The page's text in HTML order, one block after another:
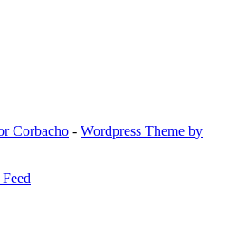
Corbacho - Wordpress Theme by